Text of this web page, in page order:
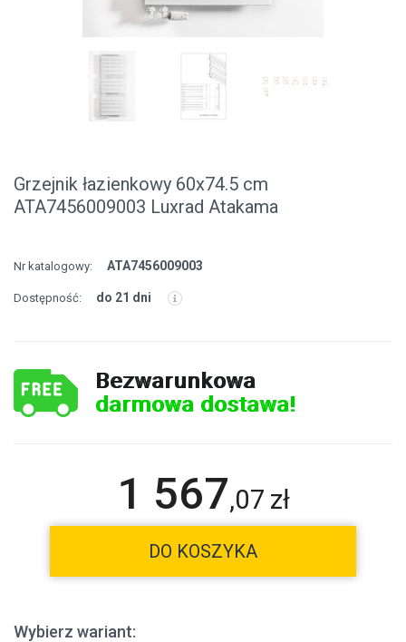
Grzejnik łazienkowy 60x74.5 cm
ATA7456009003 Luxrad Atakama
Nr katalogowy: ATA7456009003
Dostępność: do 21 dni
Bezwarunkowa
darmowa dostawa!
1 567,07 zł
DO KOSZYKA
Wybierz wariant: